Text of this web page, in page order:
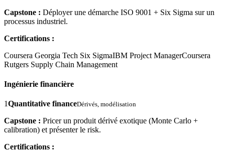
Capstone : Déployer une démarche ISO 9001 + Six Sigma sur un
processus industriel.
Certifications :
Coursera Georgia Tech Six SigmaIBM Project ManagerCoursera
Rutgers Supply Chain Management
Ingénierie financière
1Quantitative financeDérivés, modélisation
Capstone : Pricer un produit dérivé exotique (Monte Carlo +
calibration) et présenter le risk.
Certifications :